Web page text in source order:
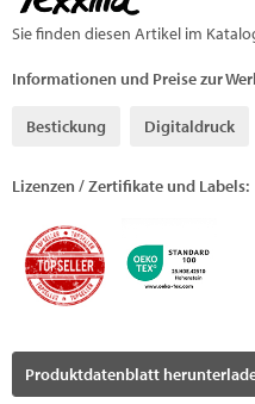
Sie finden diesen Artikel im
Informationen und Preise zur
Bestickung Digitaldruck
Lizenzen / Zertifikate und Labels:
Produktdatenblatt